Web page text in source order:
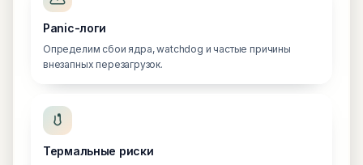
Panic-логи
Определим сбои ядра, watchdog и частые причины
внезапных перезагрузок.
Термальные риски